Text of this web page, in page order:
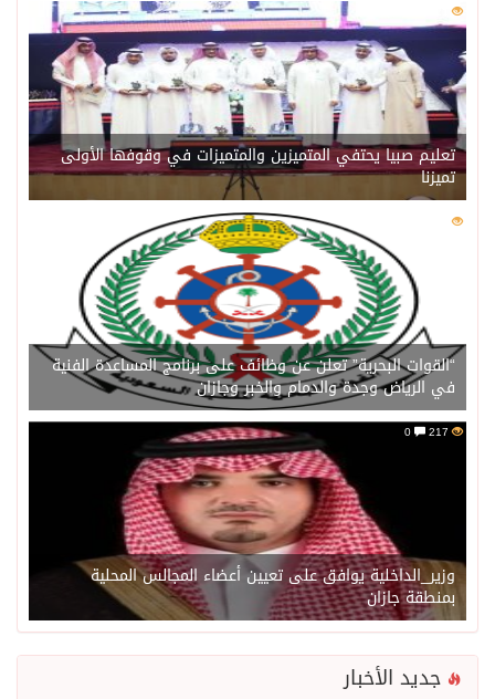
221
تعليم صبيا يحتفي المتميزين والمتميزات في وقوفها الأولى
تميزنا
217
“القوات البحرية” تعلن عن وظائف على برنامج المساعدة الفنية
في الرياض وجدة والدمام والخبر وجازان
217
وزير_الداخلية يوافق على تعيين أعضاء المجالس المحلية
بمنطقة جازان
جديد الأخبار